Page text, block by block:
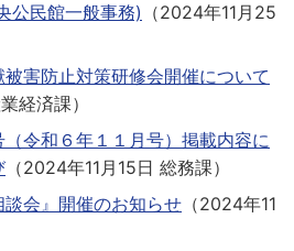
公民館一般事務) （2024年11月25
害防止対策研修会開催について
経済課）
令和６年１１月号）掲載内容に
（2024年11月15日 総務課）
談会』開催のお知らせ （2024年11